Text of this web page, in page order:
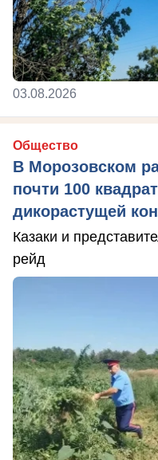
03.08.2026
Общество
В Морозовском
почти 100
дикорастущей
Казаки и
рейд